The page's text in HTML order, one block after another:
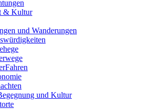
& Kultur
und Wanderungen
und Kultur